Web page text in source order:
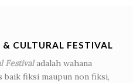
CULTURAL FESTIVAL
Festivaladalah wahana
baik fiksi maupun non fiksi,